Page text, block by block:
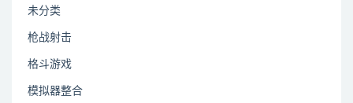
未分类
枪战射击
格斗游戏
模拟器整合